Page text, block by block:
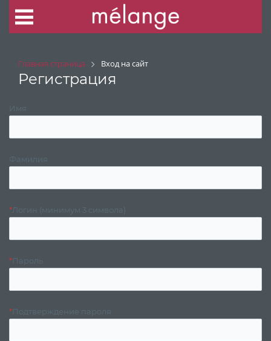
Главная страница Вход на сайт
Регистрация
Имя
Фамилия
*Логин (минимум 3 символа)
*Пароль
*Подтверждение пароля